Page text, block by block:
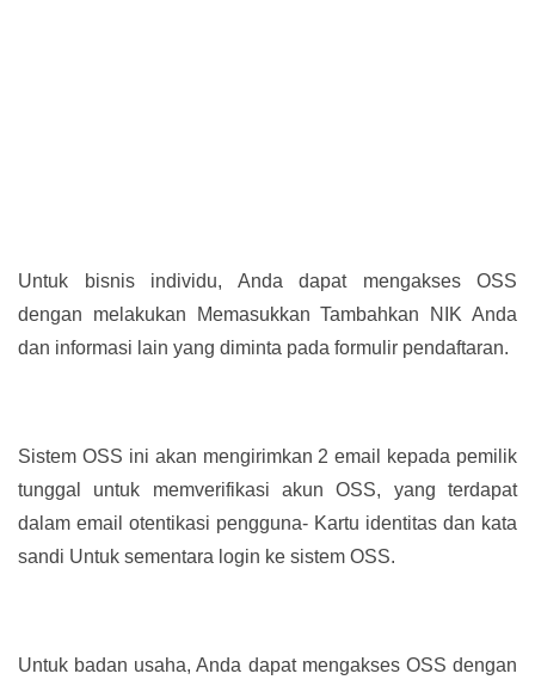
Untuk bisnis individu, Anda dapat mengakses OSS
dengan melakukan Memasukkan Tambahkan NIK Anda
dan informasi lain yang diminta pada formulir pendaftaran.
Sistem OSS ini akan mengirimkan 2 email kepada pemilik
tunggal untuk memverifikasi akun OSS, yang terdapat
dalam email otentikasi pengguna- Kartu identitas dan kata
sandi Untuk sementara login ke sistem OSS.
Untuk badan usaha, Anda dapat mengakses OSS dengan